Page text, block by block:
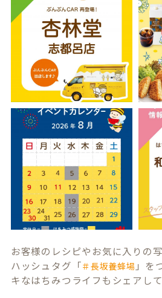
お客様のレシピやお気に入りの
ハッシュタグ「＃長坂養蜂場 」を
キなはちみつライフもシェアし